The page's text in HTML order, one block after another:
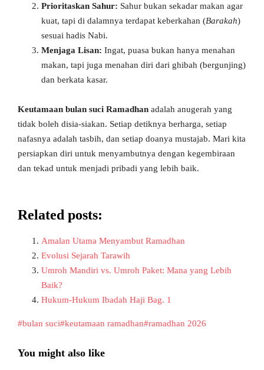
Prioritaskan Sahur: Sahur bukan sekadar makan agar
kuat, tapi di dalamnya terdapat keberkahan (Barakah)
sesuai hadis Nabi.
Menjaga Lisan: Ingat, puasa bukan hanya menahan
makan, tapi juga menahan diri dari ghibah (bergunjing)
dan berkata kasar.
Keutamaan bulan suci Ramadhan adalah anugerah yang
tidak boleh disia-siakan. Setiap detiknya berharga, setiap
nafasnya adalah tasbih, dan setiap doanya mustajab. Mari kita
persiapkan diri untuk menyambutnya dengan kegembiraan
dan tekad untuk menjadi pribadi yang lebih baik.
Related posts:
Amalan Utama Menyambut Ramadhan
Evolusi Sejarah Tarawih
Umroh Mandiri vs. Umroh Paket: Mana yang Lebih
Baik?
Hukum-Hukum Ibadah Haji Bag. 1
#bulan suci#keutamaan ramadhan#ramadhan 2026
You might also like